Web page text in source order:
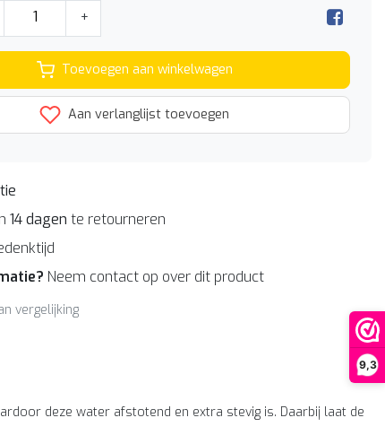
9,3
+
Toevoegen aan winkelwagen
Aan verlanglijst toevoegen
14 dagen te retourneren
Neem contact op over dit product
vergelijking
deze water afstotend en extra stevig is. Daarbij laat de